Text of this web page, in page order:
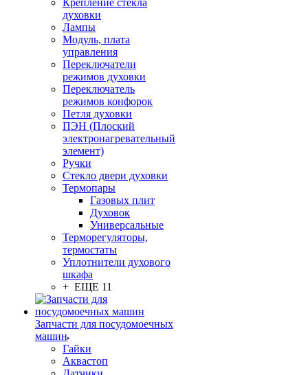
Крепление стекла
духовки
Лампы
Модуль, плата
управления
Переключатели
режимов духовки
Переключатель
режимов конфорок
Петля духовки
ПЭН (Плоский
электронагревательный
элемент)
Ручки
Стекло двери духовки
Термопары
Газовых плит
Духовок
Универсальные
Терморегуляторы,
термостаты
Уплотнители духового
шкафа
+ ЕЩЕ 11
Запчасти для посудомоечных
машин
Гайки
Аквастоп